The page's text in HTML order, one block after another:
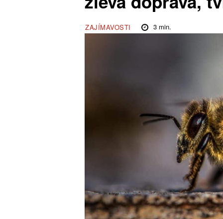
ZAJÍMAVOSTI 3min.